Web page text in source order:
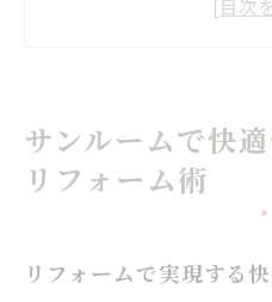
ーム術
リフォームで変わ
リフォームで広が
サンルームで快
リフォーム術
リフォームで実現する